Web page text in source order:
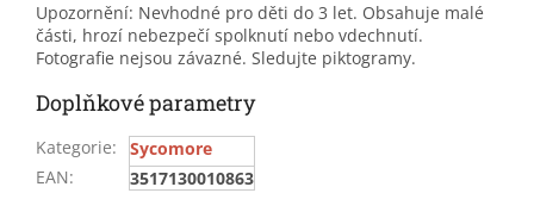
Upozornění: Nevhodné pro děti do 3 let. Obsahuje malé
části, hrozí nebezpečí spolknutí nebo vdechnutí.
Fotografie nejsou závazné. Sledujte piktogramy.
Doplňkové parametry
Kategorie:
Sycomore
EAN: 3517130010863